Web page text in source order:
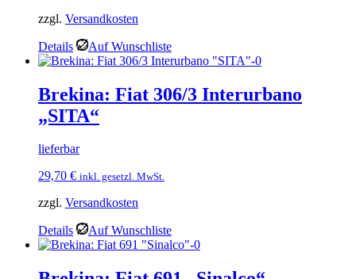
zzgl. Versandkosten
Details Auf Wunschliste
Brekina: Fiat 306/3 Interurbano
„SITA“
lieferbar
29,70 € inkl. gesetzl. MwSt.
zzgl. Versandkosten
Details Auf Wunschliste